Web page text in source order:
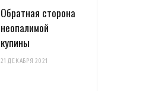
Обратная сторона
неопалимой
купины
21 ДЕКАБРЯ 2021